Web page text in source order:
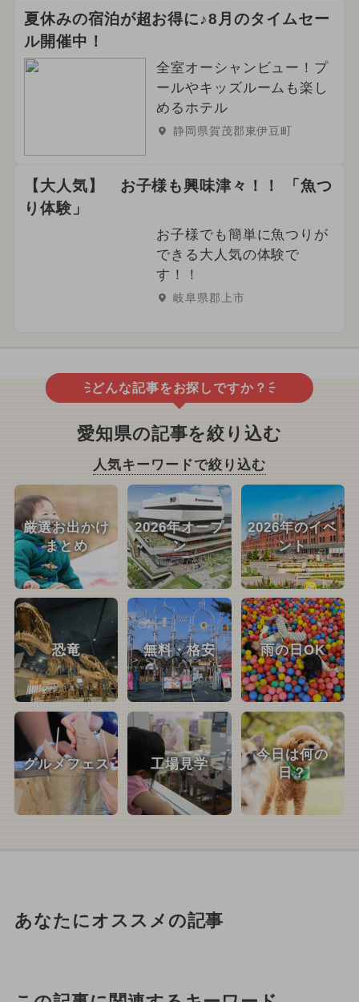
夏休みの宿泊が超お得に♪8月のタイムセー
ル開催中！
全室オーシャンビュー！プ
ールやキッズルームも楽し
めるホテル
静岡県賀茂郡東伊豆町
【大人気】 お子様も興味津々！！ 「魚つ
り体験」
お子様でも簡単に魚つりが
できる大人気の体験で
す！！
岐阜県郡上市
どんな記事をお探しですか？
愛知県の記事を絞り込む
人気キーワードで絞り込む
厳選お出かけ
まとめ
2026年オープ
ン
2026年のイベ
ント
恐竜 無料・格安 雨の日OK
グルメフェス 工場見学
今日は何の
日？
あなたにオススメの記事